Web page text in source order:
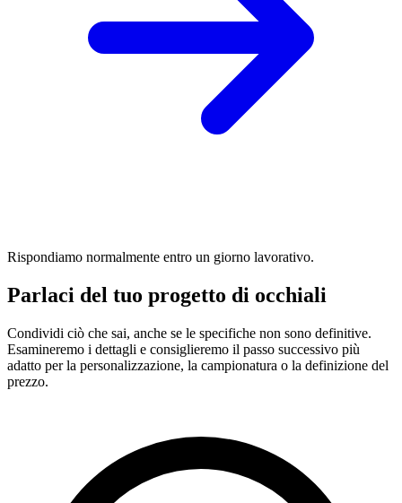
Rispondiamo normalmente entro un giorno lavorativo.
Parlaci del tuo progetto di occhiali
Condividi ciò che sai, anche se le specifiche non sono definitive.
Esamineremo i dettagli e consiglieremo il passo successivo più
adatto per la personalizzazione, la campionatura o la definizione del
prezzo.